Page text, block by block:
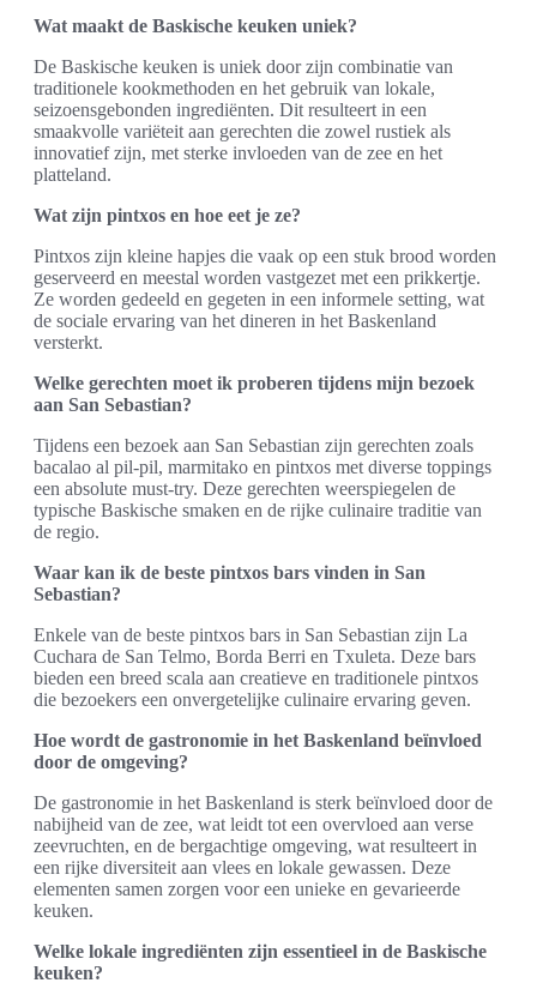
Wat maakt de Baskische keuken uniek?
De Baskische keuken is uniek door zijn combinatie van
traditionele kookmethoden en het gebruik van lokale,
seizoensgebonden ingrediënten. Dit resulteert in een
smaakvolle variëteit aan gerechten die zowel rustiek als
innovatief zijn, met sterke invloeden van de zee en het
platteland.
Wat zijn pintxos en hoe eet je ze?
Pintxos zijn kleine hapjes die vaak op een stuk brood worden
geserveerd en meestal worden vastgezet met een prikkertje.
Ze worden gedeeld en gegeten in een informele setting, wat
de sociale ervaring van het dineren in het Baskenland
versterkt.
Welke gerechten moet ik proberen tijdens mijn bezoek
aan San Sebastian?
Tijdens een bezoek aan San Sebastian zijn gerechten zoals
bacalao al pil-pil, marmitako en pintxos met diverse toppings
een absolute must-try. Deze gerechten weerspiegelen de
typische Baskische smaken en de rijke culinaire traditie van
de regio.
Waar kan ik de beste pintxos bars vinden in San
Sebastian?
Enkele van de beste pintxos bars in San Sebastian zijn La
Cuchara de San Telmo, Borda Berri en Txuleta. Deze bars
bieden een breed scala aan creatieve en traditionele pintxos
die bezoekers een onvergetelijke culinaire ervaring geven.
Hoe wordt de gastronomie in het Baskenland beïnvloed
door de omgeving?
De gastronomie in het Baskenland is sterk beïnvloed door de
nabijheid van de zee, wat leidt tot een overvloed aan verse
zeevruchten, en de bergachtige omgeving, wat resulteert in
een rijke diversiteit aan vlees en lokale gewassen. Deze
elementen samen zorgen voor een unieke en gevarieerde
keuken.
Welke lokale ingrediënten zijn essentieel in de Baskische
keuken?